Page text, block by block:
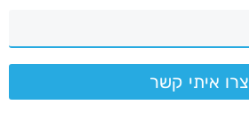
צרו איתי קשר